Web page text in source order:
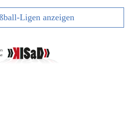
Ligen anzeigen